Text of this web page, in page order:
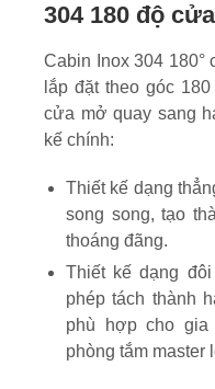
304 180 độ
Cabin Inox 304
lắp đặt theo góc
cửa mở quay sang
kế chính:
Thiết kế dạng
song song, tạo
thoáng đãng.
Thiết kế dạng
phép tách thành
phù hợp cho gia
phòng tắm master